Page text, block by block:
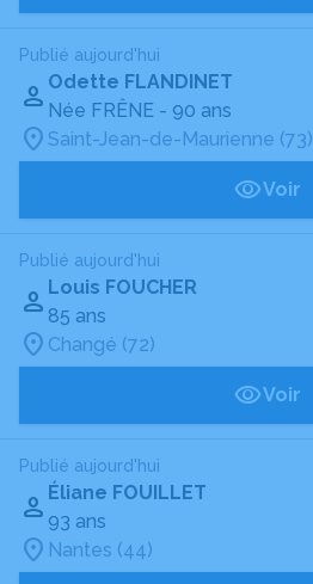
Publié aujourd'hui
Odette FLANDINET
Née FRÊNE - 90 ans
Saint-Jean-de-Maurienne (73)
Voir
Publié aujourd'hui
Louis FOUCHER
85 ans
Changé (72)
Voir
Publié aujourd'hui
Éliane FOUILLET
93 ans
Nantes (44)